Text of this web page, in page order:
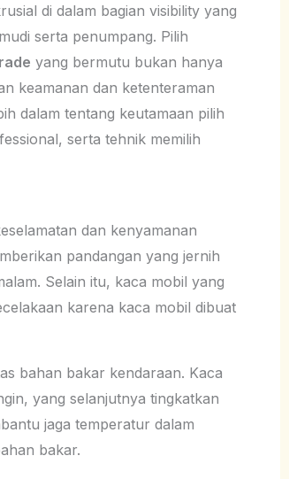
di dalam bagian visibility yang
serta penumpang. Pilih
yang bermutu bukan hanya
keamanan dan ketenteraman
dalam tentang keutamaan pilih
serta tehnik memilih
dan kenyamanan
pandangan yang jernih
Selain itu, kaca mobil yang
karena kaca mobil dibuat
bahan bakar kendaraan. Kaca
yang selanjutnya tingkatkan
jaga temperatur dalam
bakar.